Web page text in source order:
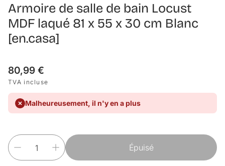
Armoire de salle de bain Locust
MDF laqué 81 x 55 x 30 cm Blanc
[en.casa]
Prix
habituel
80,99 €
TVA incluse
Malheureusement, il n'y en a plus
Épuisé